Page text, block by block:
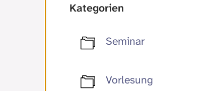
Kategorien
Seminar
Vorlesung